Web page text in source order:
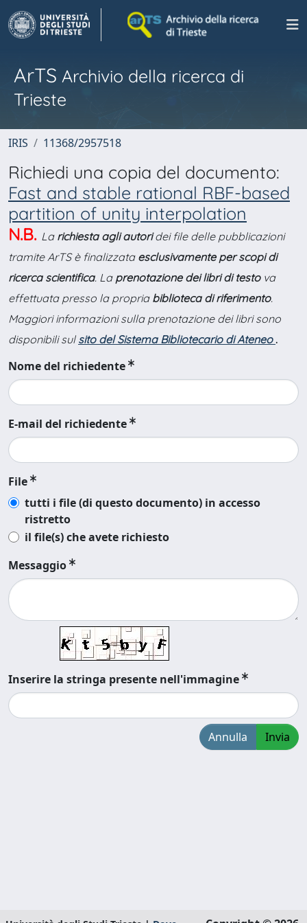
ArTS Archivio della ricerca di
Trieste
IRIS 11368/2957518
Richiedi una copia del documento:
Fast and stable rational RBF-based
partition of unity interpolation
N.B. La richiesta agli autoridei file delle pubblicazioni
tramite ArTS è finalizzata esclusivamente per scopi di
ricerca scientifica. La prenotazione dei libri di testova
effettuata presso la propria biblioteca di riferimento.
Maggiori informazioni sulla prenotazione dei libri sono
disponibili sul sito del Sistema Bibliotecario di Ateneo .
Nome del richiedente
E-mail del richiedente
File
tutti i file (di questo documento) in accesso
ristretto
il file(s) che avete richiesto
Messaggio
Inserire la stringa presente nell'immagine
Annulla Invia